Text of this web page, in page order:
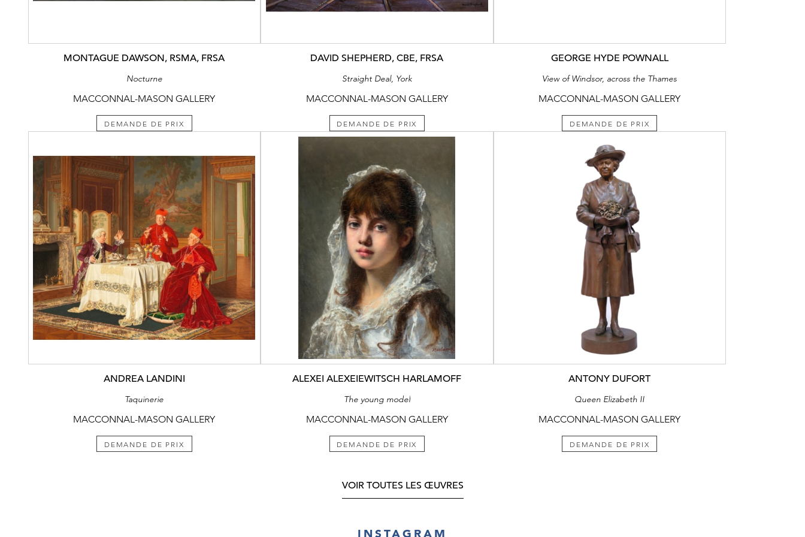
MONTAGUE DAWSON, RSMA, FRSA
Nocturne
MACCONNAL-MASON GALLERY
DEMANDE DE PRIX
DAVID SHEPHERD, CBE, FRSA
Straight Deal, York
MACCONNAL-MASON GALLERY
DEMANDE DE PRIX
GEORGE HYDE POWNALL
View of Windsor, across the Thames
MACCONNAL-MASON GALLERY
DEMANDE DE PRIX
ANDREA LANDINI
Taquinerie
MACCONNAL-MASON GALLERY
DEMANDE DE PRIX
ALEXEI ALEXEIEWITSCH HARLAMOFF
The young model
MACCONNAL-MASON GALLERY
DEMANDE DE PRIX
ANTONY DUFORT
Queen Elizabeth II
MACCONNAL-MASON GALLERY
DEMANDE DE PRIX
VOIR TOUTES LES ŒUVRES
INSTAGRAM